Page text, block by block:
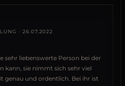
· 26.07.2022
sehr liebenswerte Person bei der
kann, sie nimmt sich sehr viel
genau und ordentlich. Bei ihr ist